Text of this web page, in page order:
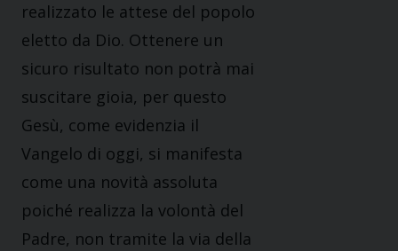
realizzato le attese del popolo
eletto da Dio. Ottenere un
sicuro risultato non potrà mai
suscitare gioia, per questo
Gesù, come evidenzia il
Vangelo di oggi, si manifesta
come una novità assoluta
poiché realizza la volontà del
Padre, non tramite la via della